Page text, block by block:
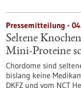
Pressemitteilung -
Seltene
Mini-Proteine
Chordome sind
bislang keine
DKFZ und vom NCT